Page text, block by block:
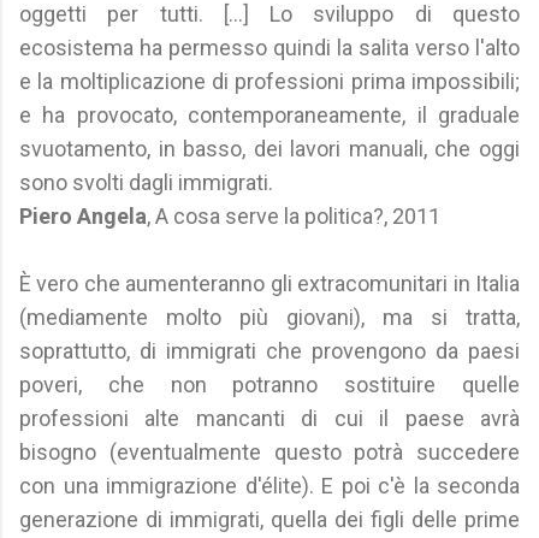
oggetti per tutti. [...] Lo sviluppo di questo
ecosistema ha permesso quindi la salita verso l'alto
e la moltiplicazione di professioni prima impossibili;
e ha provocato, contemporaneamente, il graduale
svuotamento, in basso, dei lavori manuali, che oggi
sono svolti dagli immigrati.
Piero Angela, A cosa serve la politica?, 2011
È vero che aumenteranno gli extracomunitari in Italia
(mediamente molto più giovani), ma si tratta,
soprattutto, di immigrati che provengono da paesi
poveri, che non potranno sostituire quelle
professioni alte mancanti di cui il paese avrà
bisogno (eventualmente questo potrà succedere
con una immigrazione d'élite). E poi c'è la seconda
generazione di immigrati, quella dei figli delle prime